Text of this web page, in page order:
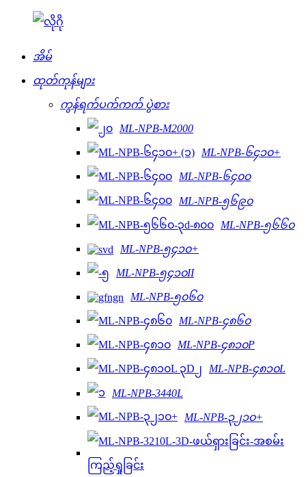
အိမ်
ထုတ်ကုန်များ
ကွန်ရက်ပက်ကက် ပွဲစား
ML-NPB-M2000
ML-NPB-၆၄၁၀+
ML-NPB-၆၄၀၀
ML-NPB-၅၆၉၀
ML-NPB-၅၆၆၀
ML-NPB-၅၄၁၀+
ML-NPB-၅၄၁၀II
ML-NPB-၅၀၆၀
ML-NPB-၄၈၆၀
ML-NPB-၄၈၁၀P
ML-NPB-၄၈၁၀L
ML-NPB-3440L
ML-NPB-၃၂၁၀+